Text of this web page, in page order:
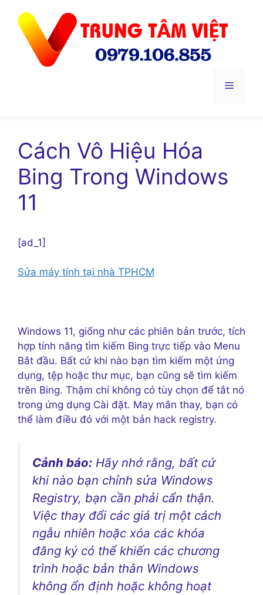
Menu
Cách Vô Hiệu Hóa
Bing Trong Windows
11
[ad_1]
Sửa máy tính tại nhà TPHCM
Windows 11, giống như các phiên bản trước, tích
hợp tính năng tìm kiếm Bing trực tiếp vào Menu
Bắt đầu. Bất cứ khi nào bạn tìm kiếm một ứng
dụng, tệp hoặc thư mục, bạn cũng sẽ tìm kiếm
trên Bing. Thậm chí không có tùy chọn để tắt nó
trong ứng dụng Cài đặt. May mắn thay, bạn có
thể làm điều đó với một bản hack registry.
Cảnh báo: Hãy nhớ rằng, bất cứ
khi nào bạn chỉnh sửa Windows
Registry, bạn cần phải cẩn thận.
Việc thay đổi các giá trị một cách
ngẫu nhiên hoặc xóa các khóa
đăng ký có thể khiến các chương
trình hoặc bản thân Windows
không ổn định hoặc không hoạt